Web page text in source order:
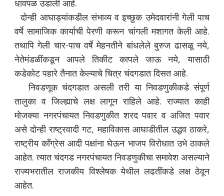
धावपळ उडाली आहे.
दोन्ही आघाड्यांकडील संभाव्य व इच्छुक उमेदवारांनी गेली पाच
वर्षे सामाजिक कार्याची पेरणी करून चांगली मशागत केली आहे.
तथापि गेली चार-पाच वर्षे मेहनतीने बांधलेले बुरुज ढासळू नये,
नेतेमंडळींकडून आपले तिकीट कापले जाऊ नये, यासाठी
कडेकोट पहारे तैनात केल्याचे चित्र चंदगडात दिसत आहे.
निवडणूक चंदगडात असली तरी या निवडणुकीकडे संपूर्ण
तालुका व जिल्ह्याचे लक्ष लागून राहिले आहे. राज्यात काही
मोजक्या नगरपंचायत निवडणुकीत शरद पवार व अजित पवार
असे दोन्ही राष्ट्रवादी गट, महाविकास आघाडीतील उद्धव ठाकरे,
राष्ट्रीय काँग्रेस आदी पक्षांना घेऊन भाजप विरोधात उभे ठाकले
आहेत. त्यात चंदगड नगरपंचायत निवडणुकीचा समावेश असल्याने
राज्यभरातील राजकीय विश्लेषक येथील लढतींकडे लक्ष ठेवून
आहेत.